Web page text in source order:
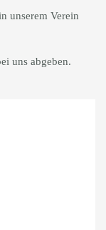
unserem Verein
uns abgeben.